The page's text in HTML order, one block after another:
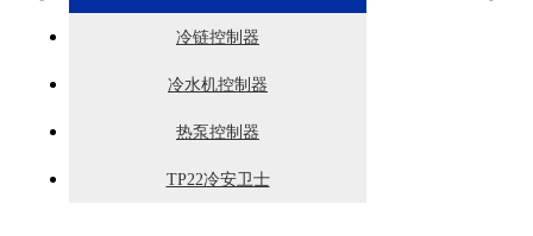
冷链控制器
冷水机控制器
热泵控制器
TP22冷安卫士